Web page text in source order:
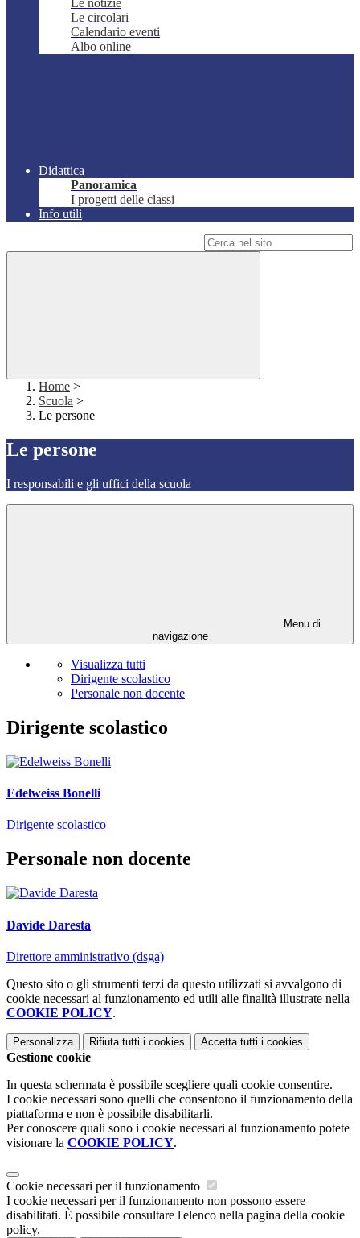
Le notizie
Le circolari
Calendario eventi
Albo online
Didattica
Panoramica
I progetti delle classi
Info utili
Home >
Scuola >
Le persone
Le persone
I responsabili e gli uffici della scuola
Menu di
navigazione
Visualizza tutti
Dirigente scolastico
Personale non docente
Dirigente scolastico
Edelweiss Bonelli
Dirigente scolastico
Personale non docente
Davide Daresta
Direttore amministrativo (dsga)
Questo sito o gli strumenti terzi da questo utilizzati si avvalgono di
cookie necessari al funzionamento ed utili alle finalità illustrate nella
COOKIE POLICY.
Personalizza Rifiuta tutti i cookies Accetta tutti i cookies
Gestione cookie
In questa schermata è possibile scegliere quali cookie consentire.
I cookie necessari sono quelli che consentono il funzionamento della
piattaforma e non è possibile disabilitarli.
Per conoscere quali sono i cookie necessari al funzionamento potete
visionare la COOKIE POLICY.
Cookie necessari per il funzionamento
I cookie necessari per il funzionamento non possono essere
disabilitati. È possibile consultare l'elenco nella pagina della cookie
policy.